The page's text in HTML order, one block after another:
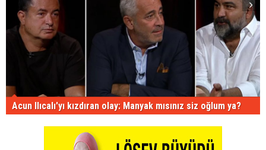
Acun Ilıcalı'yı kızdıran olay: Manyak mısınız siz oğlum ya?